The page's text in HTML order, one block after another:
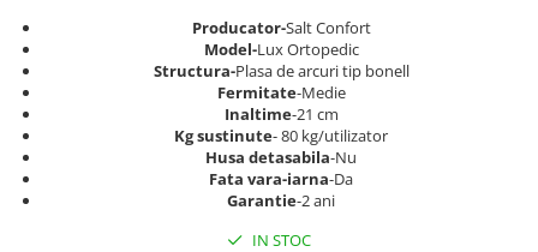
Saltele 140x200
Saltele 160x200
Saltele 180x200
Top saltele
Top saltele 5 cm
Etajere Birou
Dulap birou
Birouri
Scaune pentru birou
Scaune pentru vizitatori
Scaune manager
Producator-Salt Confort
Model-Lux Ortopedic
Structura-Plasa de arcuri tip bonell
Fermitate-Medie
Inaltime-21 cm
Kg sustinute- 80 kg/utilizator
Husa detasabila-Nu
Fata vara-iarna-Da
Garantie-2 ani
IN STOC